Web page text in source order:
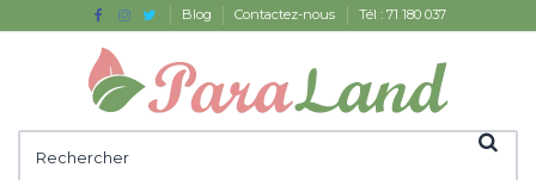
Blog Contactez-nous Tél : 71 180 037